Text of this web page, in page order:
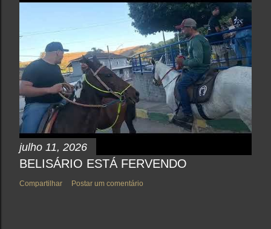
julho 11, 2026
BELISÁRIO ESTÁ FERVENDO
Compartilhar Postar um comentário